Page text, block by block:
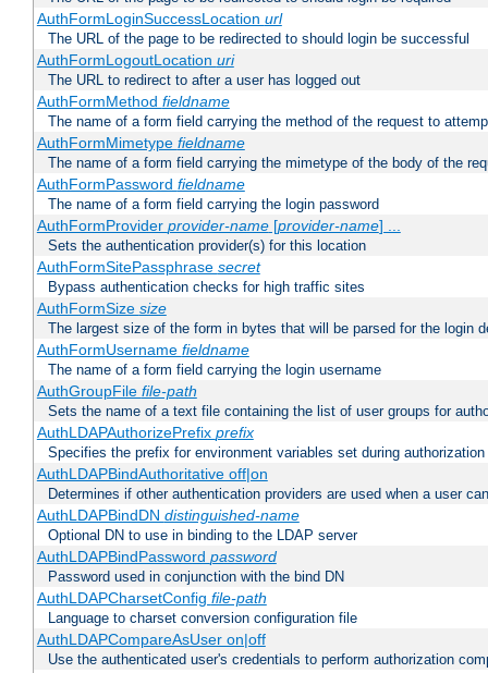
AuthFormLoginSuccessLocation url
The URL of the page to be redirected to should login be successful
AuthFormLogoutLocation uri
The URL to redirect to after a user has logged out
AuthFormMethod fieldname
The name of a form field carrying the method of the request to
AuthFormMimetype fieldname
The name of a form field carrying the mimetype of the body of the
AuthFormPassword fieldname
The name of a form field carrying the login password
AuthFormProvider provider-name[provider-name] ...
Sets the authentication provider(s) for this location
AuthFormSitePassphrase secret
Bypass authentication checks for high traffic sites
AuthFormSize size
The largest size of the form in bytes that will be parsed for the login
AuthFormUsername fieldname
The name of a form field carrying the login username
AuthGroupFile file-path
Sets the name of a text file containing the list of user groups for
AuthLDAPAuthorizePrefix prefix
Specifies the prefix for environment variables set during authorization
AuthLDAPBindAuthoritative off|on
Determines if other authentication providers are used when a user
AuthLDAPBindDN distinguished-name
Optional DN to use in binding to the LDAP server
AuthLDAPBindPassword password
Password used in conjunction with the bind DN
AuthLDAPCharsetConfig file-path
Language to charset conversion configuration file
AuthLDAPCompareAsUser on|off
Use the authenticated user's credentials to perform authorization